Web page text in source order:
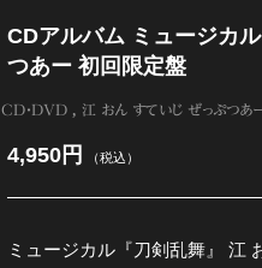
静かなる夜半の
十周年記念 乱舞
全公演グッズ
CDアルバム ミュージカ
つあー 初回限定盤
CD・DVD 江 おん すていじ ぜっぷつあ
4,950円 （税込）
ミュージカル『刀剣乱舞』 江